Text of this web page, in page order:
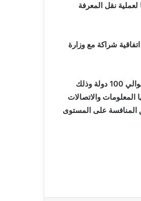
نقل المعرفة
شراكة مع وزارة
وقد احتلت ثلاث فرق جزائرية مكونة من 3 طلاب المركز الأول من بين 61 فريقا مشاركا من حوالي 100 دولة وذلك
والاتصالات
125177 طالبا مسجلا، فيما أكملت 71 دولة في 9 مناطق المنافسة على المستوى